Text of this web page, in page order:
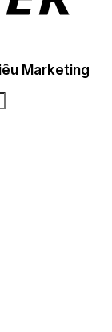
Marketing